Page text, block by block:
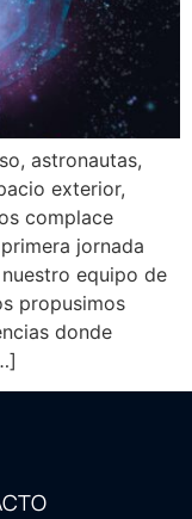
astronautas,
exterior,
complace
jornada
equipo de
propusimos
donde